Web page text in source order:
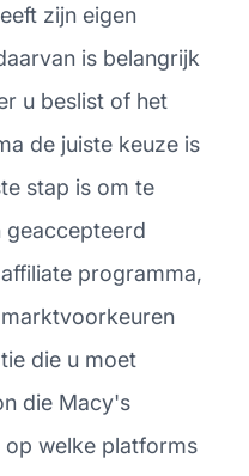
zijn eigen
is belangrijk
u beslist of het
de juiste keuze is
stap is om te
geaccepteerd
programma,
die u moet
die Macy's
welke platforms